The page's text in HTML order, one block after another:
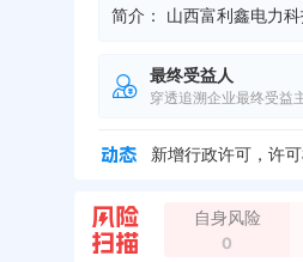
简介：
最终受益人
穿透追溯企业最终受益
主要成员变更，新增
新增行政许可，许
企业地址变更，新
主要成员变更，新
自身风险
0